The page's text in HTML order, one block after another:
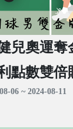
兒奧運奪
點數雙倍
06 ~ 2024-08-11